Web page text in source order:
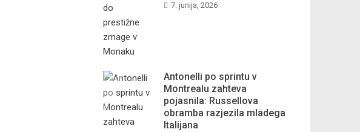
7. junija, 2026
Antonelli po sprintu v
Montrealu zahteva
pojasnila: Russellova
obramba razjezila mladega
Italijana